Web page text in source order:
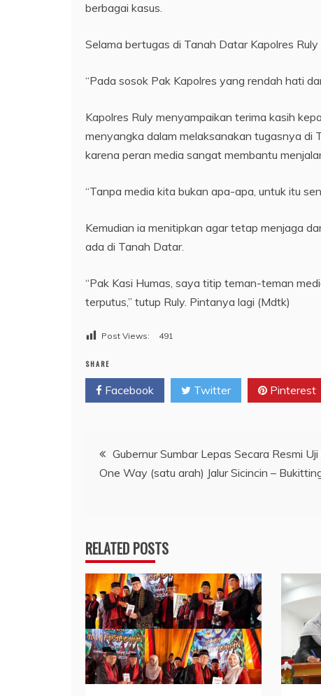
berbagai kasus.
Selama bertugas di Tanah Datar Kapolres
“Pada sosok Pak Kapolres yang rendah hati
Kapolres Ruly menyampaikan terima kasih
menyangka dalam melaksanakan tugasnya
karena peran media sangat membantu
“Tanpa media kita bukan apa-apa, untuk itu
Kemudian ia menitipkan agar tetap menjaga
ada di Tanah Datar.
“Pak Kasi Humas, saya titip teman-teman
terputus,” tutup Ruly. Pintanya lagi (Mdtk)
Post Views: 491
SHARE
Facebook Twitter Pinterest
Navigasi
pos
Gubernur Sumbar Lepas Secara Resmi Uji
One Way (satu arah) Jalur Sicincin –
RELATED POSTS